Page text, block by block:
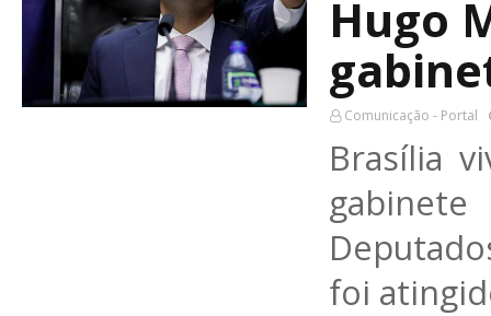
Hugo
Comunicação - Portal
Brasília
foi